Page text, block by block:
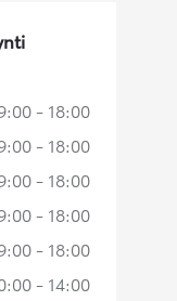
- 18:00
- 18:00
- 18:00
- 18:00
- 18:00
- 14:00